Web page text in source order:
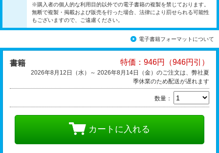
※購入者の個人的な利用目的以外での電子書籍の複製を禁じております。
無断で複製・掲載および販売を行った場合、法律により罰せられる可能性
もございますので、ご遠慮ください。
電子書籍フォーマットについて
書籍 特価：946円（946円引）
2026年8月12日（水）～ 2026年8月14日（金）のご注文は、弊社夏
季休業のため配送が遅れます
数量：
カートに入れる